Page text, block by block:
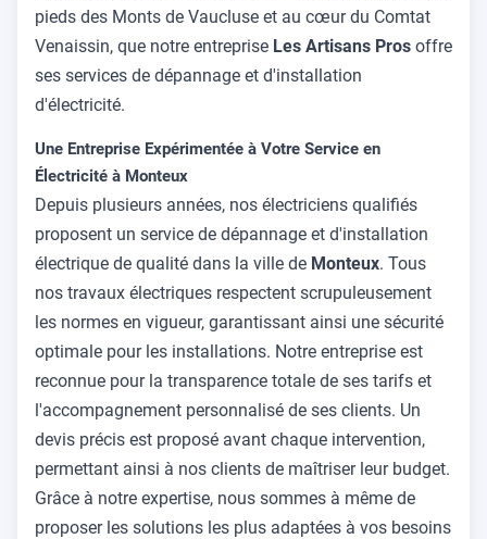
pieds des Monts de Vaucluse et au cœur du Comtat
Venaissin, que notre entreprise Les Artisans Pros offre
ses services de dépannage et d'installation
d'électricité.
Une Entreprise Expérimentée à Votre Service en
Électricité à Monteux
Depuis plusieurs années, nos électriciens qualifiés
proposent un service de dépannage et d'installation
électrique de qualité dans la ville de Monteux. Tous
nos travaux électriques respectent scrupuleusement
les normes en vigueur, garantissant ainsi une sécurité
optimale pour les installations. Notre entreprise est
reconnue pour la transparence totale de ses tarifs et
l'accompagnement personnalisé de ses clients. Un
devis précis est proposé avant chaque intervention,
permettant ainsi à nos clients de maîtriser leur budget.
Grâce à notre expertise, nous sommes à même de
proposer les solutions les plus adaptées à vos besoins